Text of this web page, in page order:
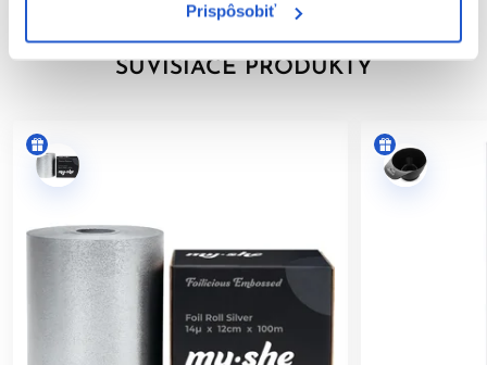
Prispôsobiť
Blond odtiene: bez tepla: 20 - 40 minút, s teplom: 15 - 30
minút
šampónu. Na zaistenie tónu a trvanlivosti farebného výsledku
použite farbu Wella Professionals MAGMA Post Treatment.
Farebné výsledky MAGMA/89, MAGMA/39, MAGMA/36 môžu
byť príliš intenzívne na veľmi svetlých/už farbených vlasoch. V
takýchto prípadoch vždy najskôr farbite tmavé vlasy a potom
na posledných 5 minút pôsobenia aplikujte na už svetlé vlasy.
SÚVISIACE PRODUKTY